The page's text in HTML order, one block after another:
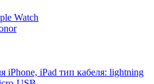
Watch
iPhone, iPad тип кабеля: lightning